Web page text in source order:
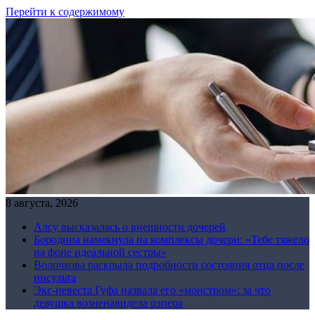
Перейти к содержимому
8 августа, 2026
Алсу высказалась о внешности дочерей
Бородина намекнула на комплексы дочери: «Тебе тяжело
на фоне идеальной сестры»
Волочкова раскрыла подробности состояния отца после
инсульта
Экс-невеста Гуфа назвала его «монстром»: за что
девушка возненавидела рэпера